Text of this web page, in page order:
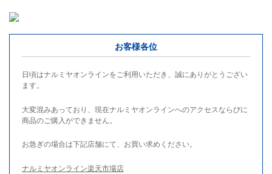
お客様各位
日頃はナルミヤオンラインをご利用いただき、誠にありがとうござい
ます。
大変混みあっており、現在ナルミヤオンラインへのアクセスならびに
商品のご購入ができません。
お急ぎの場合は下記店舗にて、お買い求めください。
ナルミヤオンライン楽天市場店